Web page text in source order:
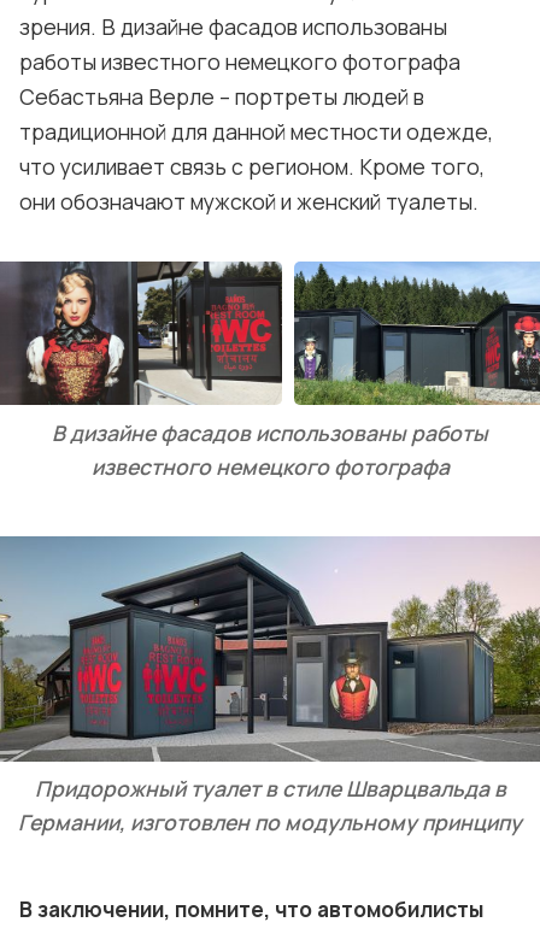
зрения. В дизайне фасадов использованы
работы известного немецкого фотографа
Себастьяна Верле – портреты людей в
традиционной для данной местности одежде,
что усиливает связь с регионом. Кроме того,
они обозначают мужской и женский туалеты.
В дизайне фасадов использованы работы
известного немецкого фотографа
Придорожный туалет в стиле Шварцвальда в
Германии, изготовлен по модульному принципу
В заключении, помните, что автомобилисты